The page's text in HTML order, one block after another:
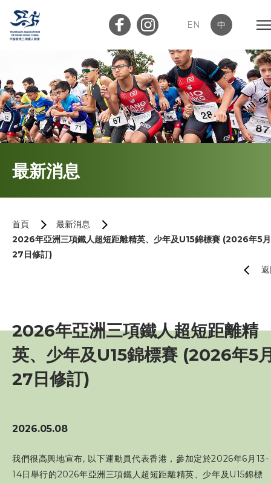
EN 中
會員登入 屬會登入
首頁
加入會員
三項鐵人代表隊
贊助商 / 宣傳
最新消息
首頁
最新消息
2026年亞洲三項鐵人超短距離精英、少年及U15錦標賽 (2026年5月
27日修訂)
2026年亞洲三項鐵人超短距離精
英、少年及U15錦標賽 (2026年5
27日修訂)
2026.05.08
我們很高興地宣布, 以下運動員代表香港，參加定於2026年6月13-
14日舉行的2026年亞洲三項鐵人超短距離精英、少年及U15錦標